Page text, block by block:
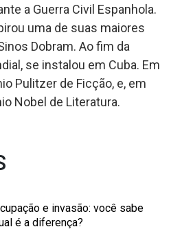
a Guerra Civil Espanhola.
uma de suas maiores
Dobram. Ao fim da
se instalou em Cuba. Em
Pulitzer de Ficção, e, em
Nobel de Literatura.
e invasão: você sabe
é a diferença?